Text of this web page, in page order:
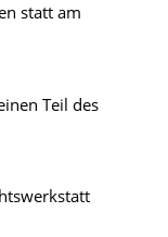
statt am
Teil des